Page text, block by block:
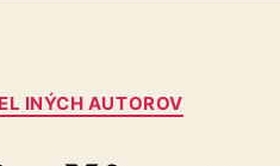
Kategórie
INÝCH AUTOROV